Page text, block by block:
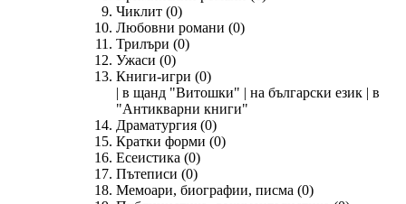
Чиклит (0)
Любовни романи (0)
Трилъри (0)
Ужаси (0)
Книги-игри (0)
| в щанд "Витошки" | на български език | в
"Антикварни книги"
Драматургия (0)
Кратки форми (0)
Есеистика (0)
Пътеписи (0)
Мемоари, биографии, писма (0)